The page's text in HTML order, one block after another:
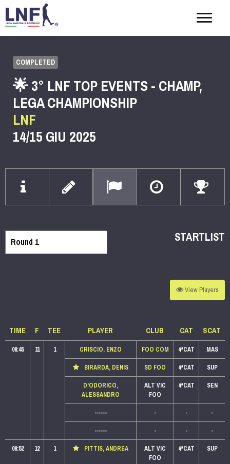
COMPLETED
🌟 3° LNF TOP EVENTS - CHAMP,
LEGA CHAMPIONSHIP
LNF
14/15 GIU 2025
STARTLIST
ViewPlayers
TIME F TEE PLAYER CLUB CAT SCAT
08:45 11 1 CRISCIO, ENZO FOO COM 4ªCAT
MAS
BIRARDA, DENIS
SD FOO 4ªCAT
SUP
D'ODORICO,
ALESSANDRO
ALT VIC
FOO
4ªCAT SEN
------ - -
-
------
- -
-
08:52
12 1 PITTIS, ANDREA
ALT VIC
FOO
4ªCAT SUP